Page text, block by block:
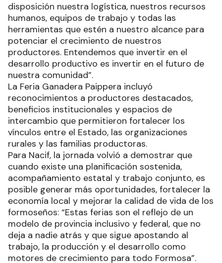
disposición nuestra logística, nuestros recursos
humanos, equipos de trabajo y todas las
herramientas que estén a nuestro alcance para
potenciar el crecimiento de nuestros
productores. Entendemos que invertir en el
desarrollo productivo es invertir en el futuro de
nuestra comunidad”.
La Feria Ganadera Paippera incluyó
reconocimientos a productores destacados,
beneficios institucionales y espacios de
intercambio que permitieron fortalecer los
vínculos entre el Estado, las organizaciones
rurales y las familias productoras.
Para Nacif, la jornada volvió a demostrar que
cuando existe una planificación sostenida,
acompañamiento estatal y trabajo conjunto, es
posible generar más oportunidades, fortalecer la
economía local y mejorar la calidad de vida de los
formoseños: “Estas ferias son el reflejo de un
modelo de provincia inclusivo y federal, que no
deja a nadie atrás y que sigue apostando al
trabajo, la producción y el desarrollo como
motores de crecimiento para todo Formosa”.